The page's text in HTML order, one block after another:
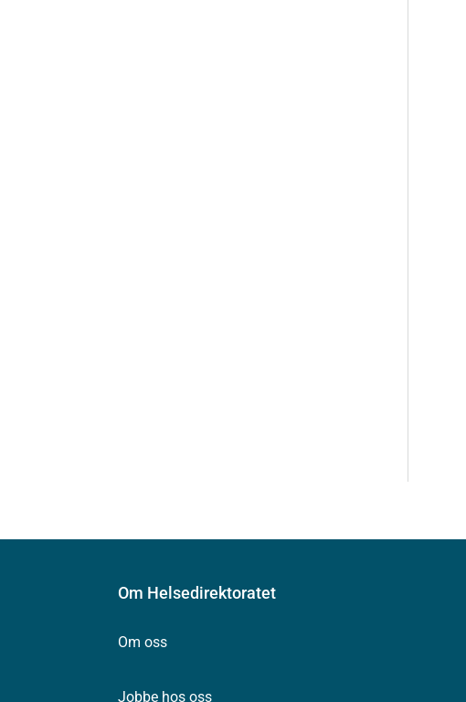
Om Helsedirektoratet
Om oss
Jobbe hos oss